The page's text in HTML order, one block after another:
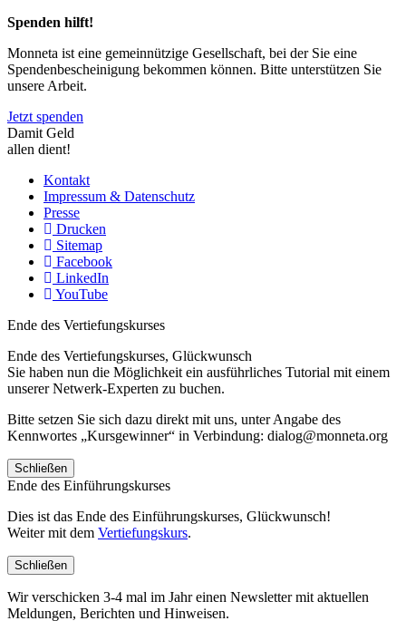
Spenden hilft!
Monneta ist eine gemeinnützige Gesellschaft, bei der Sie eine
Spendenbescheinigung bekommen können. Bitte unterstützen Sie
unsere Arbeit.
Jetzt spenden
Damit Geld
allen dient!
Kontakt
Impressum & Datenschutz
Presse
Drucken
Sitemap
Facebook
LinkedIn
YouTube
Ende des Vertiefungskurses
Ende des Vertiefungskurses, Glückwunsch
Sie haben nun die Möglichkeit ein ausführliches Tutorial mit einem
unserer Netwerk-Experten zu buchen.
Bitte setzen Sie sich dazu direkt mit uns, unter Angabe des
Kennwortes „Kursgewinner“ in Verbindung: dialog@monneta.org
Schließen
Ende des Einführungskurses
Dies ist das Ende des Einführungskurses, Glückwunsch!
Weiter mit dem Vertiefungskurs.
Schließen
Wir verschicken 3-4 mal im Jahr einen Newsletter mit aktuellen
Meldungen, Berichten und Hinweisen.